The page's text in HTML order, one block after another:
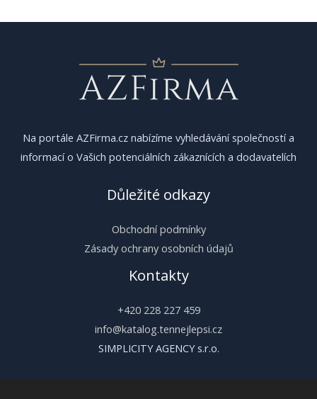
Na portále AZFirma.cz nabízíme vyhledávání společností a
informací o Vašich potenciálních zákaznících a dodavatelích
Důležité odkazy
Obchodní podmínky
Zásady ochrany osobních údajů
Kontakty
+420 228 227 459
info@katalog.tennejlepsi.cz
SIMPLICITY AGENCY s.r.o.